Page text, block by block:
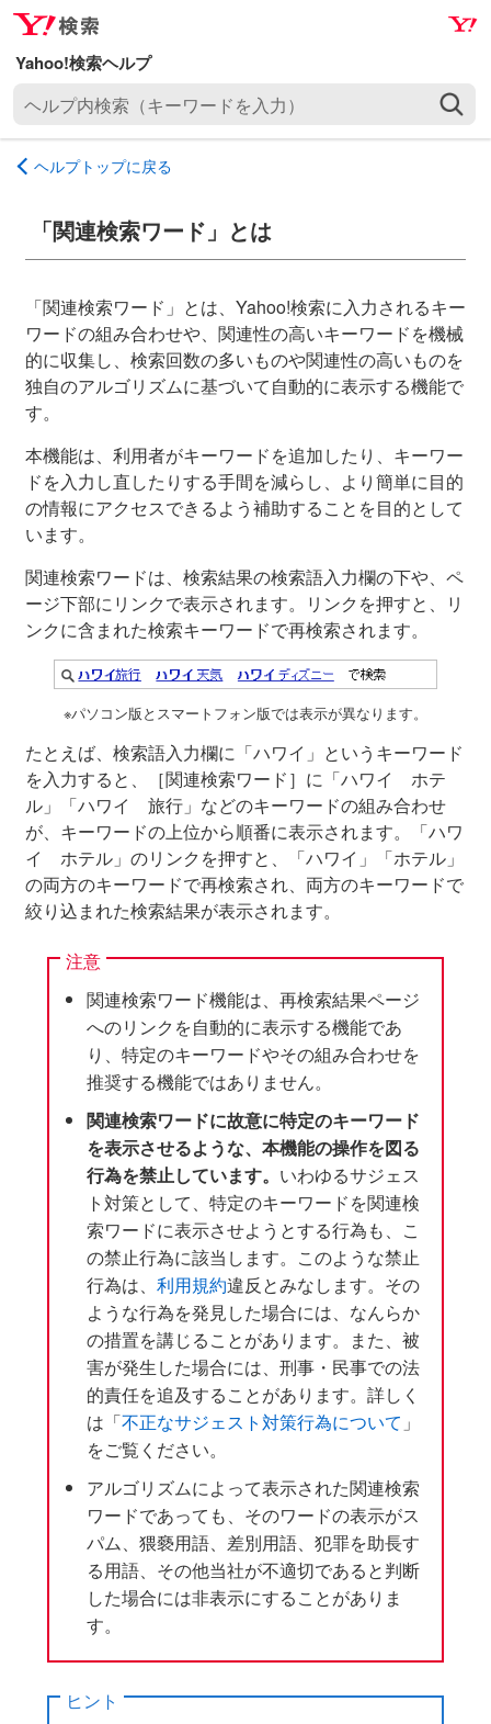
ナ
ビ
ゲ
ー
ョ
ン
キ
メ
イ
ン
コ
テ
ン
ス
プ
プ
内
（
ワ
ー
ド
を
力
ヘルプトップに戻る
「関連検索ワード」とは
「関連検索ワード」とは、Yahoo!検索に入力されるキー
ワードの組み合わせや、関連性の高いキーワードを機械
的に収集し、検索回数の多いものや関連性の高いものを
独自のアルゴリズムに基づいて自動的に表示する機能で
す。
本機能は、利用者がキーワードを追加したり、キーワー
ドを入力し直したりする手間を減らし、より簡単に目的
の情報にアクセスできるよう補助することを目的として
います。
関連検索ワードは、検索結果の検索語入力欄の下や、ペ
ージ下部にリンクで表示されます。リンクを押すと、リ
ンクに含まれた検索キーワードで再検索されます。
※パソコン版とスマートフォン版では表示が異なります。
たとえば、検索語入力欄に「ハワイ」というキーワード
を入力すると、［関連検索ワード］に「ハワイ ホテ
ル」「ハワイ 旅行」などのキーワードの組み合わせ
が、キーワードの上位から順番に表示されます。「ハワ
イ ホテル」のリンクを押すと、「ハワイ」「ホテル」
の両方のキーワードで再検索され、両方のキーワードで
絞り込まれた検索結果が表示されます。
注意
関連検索ワード機能は、再検索結果ページ
へのリンクを自動的に表示する機能であ
り、特定のキーワードやその組み合わせを
推奨する機能ではありません。
関連検索ワードに故意に特定のキーワード
を表示させるような、本機能の操作を図る
行為を禁止しています。 いわゆるサジェス
ト対策として、特定のキーワードを関連検
索ワードに表示させようとする行為も、こ
の禁止行為に該当します。このような禁止
行為は、利用規約違反とみなします。その
ような行為を発見した場合には、なんらか
の措置を講じることがあります。また、被
害が発生した場合には、刑事・民事での法
的責任を追及することがあります。詳しく
は「不正なサジェスト対策行為について 」
をご覧ください。
アルゴリズムによって表示された関連検索
ワードであっても、そのワードの表示がス
パム、猥褻用語、差別用語、犯罪を助長す
る用語、その他当社が不適切であると判断
した場合には非表示にすることがありま
す。
ヒント